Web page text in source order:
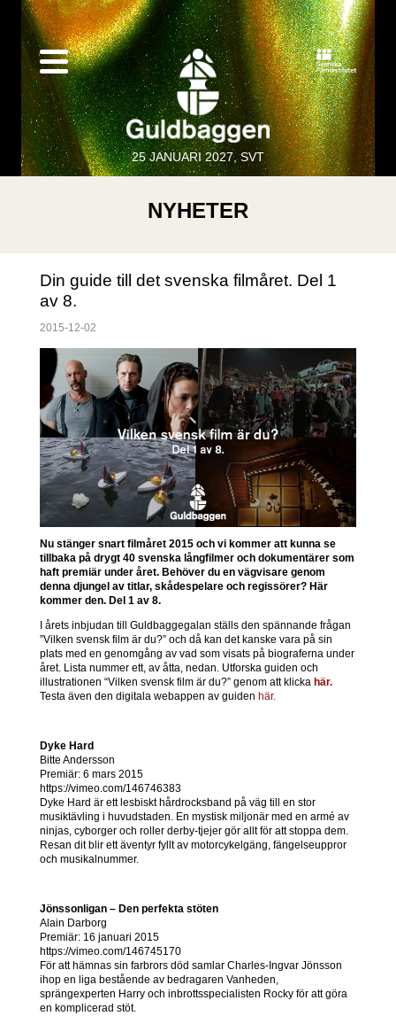
25 JANUARI 2027, SVT
NYHETER
Din guide till det svenska filmåret. Del 1
av 8.
2015-12-02
Nu stänger snart filmåret 2015 och vi kommer att kunna se
tillbaka på drygt 40 svenska långfilmer och dokumentärer som
haft premiär under året. Behöver du en vägvisare genom
denna djungel av titlar, skådespelare och regissörer? Här
kommer den. Del 1 av 8.
I årets inbjudan till Guldbaggegalan ställs den spännande frågan
”Vilken svensk film är du?” och då kan det kanske vara på sin
plats med en genomgång av vad som visats på biograferna under
året. Lista nummer ett, av åtta, nedan. Utforska guiden och
illustrationen “Vilken svensk film är du?” genom att klicka här.
Testa även den digitala webappen av guiden här.
Dyke Hard
Bitte Andersson
Premiär: 6 mars 2015
https://vimeo.com/146746383
Dyke Hard är ett lesbiskt hårdrocksband på väg till en stor
musiktävling i huvudstaden. En mystisk miljonär med en armé av
ninjas, cyborger och roller derby-tjejer gör allt för att stoppa dem.
Resan dit blir ett äventyr fyllt av motorcykelgäng, fängelseuppror
och musikalnummer.
Jönssonligan – Den perfekta stöten
Alain Darborg
Premiär: 16 januari 2015
https://vimeo.com/146745170
För att hämnas sin farbrors död samlar Charles-Ingvar Jönsson
ihop en liga bestående av bedragaren Vanheden,
sprängexperten Harry och inbrottsspecialisten Rocky för att göra
en komplicerad stöt.